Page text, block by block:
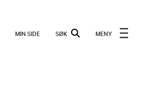
MIN SIDE SØK MENY